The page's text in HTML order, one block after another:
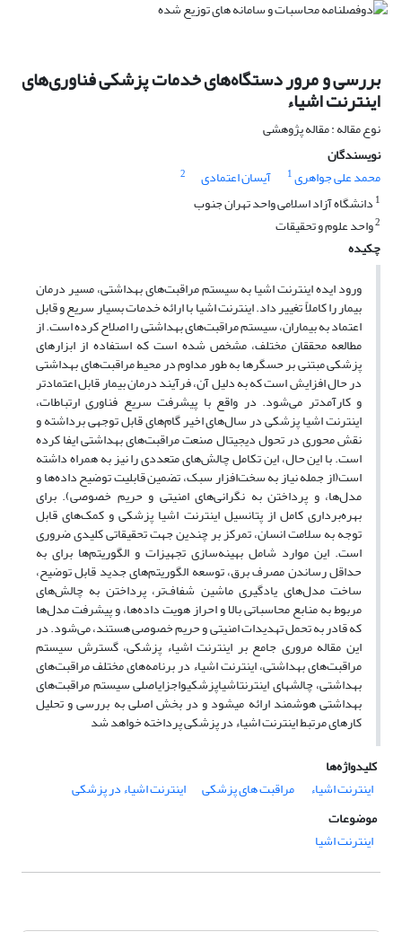
بررسی و مرور دستگاه‌های خدمات پزشکی فناوری‌های
اینترنت اشیاء
نوع مقاله : مقاله پژوهشی
نویسندگان
محمد علی جواهری1 آیسان اعتمادی
2
1 دانشگاه آزاد اسلامی واحد تهران جنوب
2واحد علوم و تحقیقات
چکیده
ورود ایده اینترنت اشیا به سیستم مراقبت‌های بهداشتی، مسیر درمان
بیمار را کاملاً تغییر داد. اینترنت اشیا با ارائه خدمات بسیار سریع و قابل
اعتماد به بیماران، سیستم مراقبت‌های بهداشتی را اصلاح کرده است. از
مطالعه محققان مختلف، مشخص شده است که استفاده از ابزارهای
پزشکی مبتنی بر حسگرها به طور مداوم در محیط مراقبت‌های بهداشتی
در حال افزایش است که به دلیل آن، فرآیند درمان بیمار قابل اعتمادتر
و کارآمدتر می‌شود. در واقع با پیشرفت سریع فناوری ارتباطات،
اینترنت اشیا پزشکی در سال‌های اخیر گام‌های قابل توجهی برداشته و
نقش محوری در تحول دیجیتال صنعت مراقبت‌های بهداشتی ایفا کرده
است. با این حال، این تکامل چالش‌های متعددی را نیز به همراه داشته
است(از جمله نیاز به سخت‌افزار سبک، تضمین قابلیت توضیح داده‌ها و
مدل‌ها، و پرداختن به نگرانی‌های امنیتی و حریم خصوصی). برای
بهره‌برداری کامل از پتانسیل اینترنت اشیا پزشکی و کمک‌های قابل
توجه به سلامت انسان، تمرکز بر چندین جهت تحقیقاتی کلیدی ضروری
است. این موارد شامل بهینه‌سازی تجهیزات و الگوریتم‌ها برای به
حداقل رساندن مصرف برق، توسعه الگوریتم‌های جدید قابل توضیح،
ساخت مدل‌های یادگیری ماشین شفاف‌تر، پرداختن به چالش‌های
مربوط به منابع محاسباتی بالا و احراز هویت داده‌ها، و پیشرفت مدل‌ها
که قادر به تحمل تهدیدات امنیتی و حریم خصوصی هستند، می‌شود. در
این مقاله مروری جامع بر اینترنت اشیاء پزشکی، گسترش سیستم
مراقبت‌های بهداشتی، اینترنت اشیاء در برنامه‌های مختلف مراقبت‌های
بهداشتی، چالشهای اینترنتاشیاپزشکیواجزایاصلی سیستم مراقبت‌های
بهداشتی هوشمند ارائه میشود و در بخش اصلی به بررسی و تحلیل
کارهای مرتبط اینترنت اشیاء در پزشکی پرداخته خواهد شد
کلیدواژه‌ها
اینترنت اشیاء
مراقبت های پزشکی
اینترنت اشیاء در پزشکی
موضوعات
اینترنت اشیا